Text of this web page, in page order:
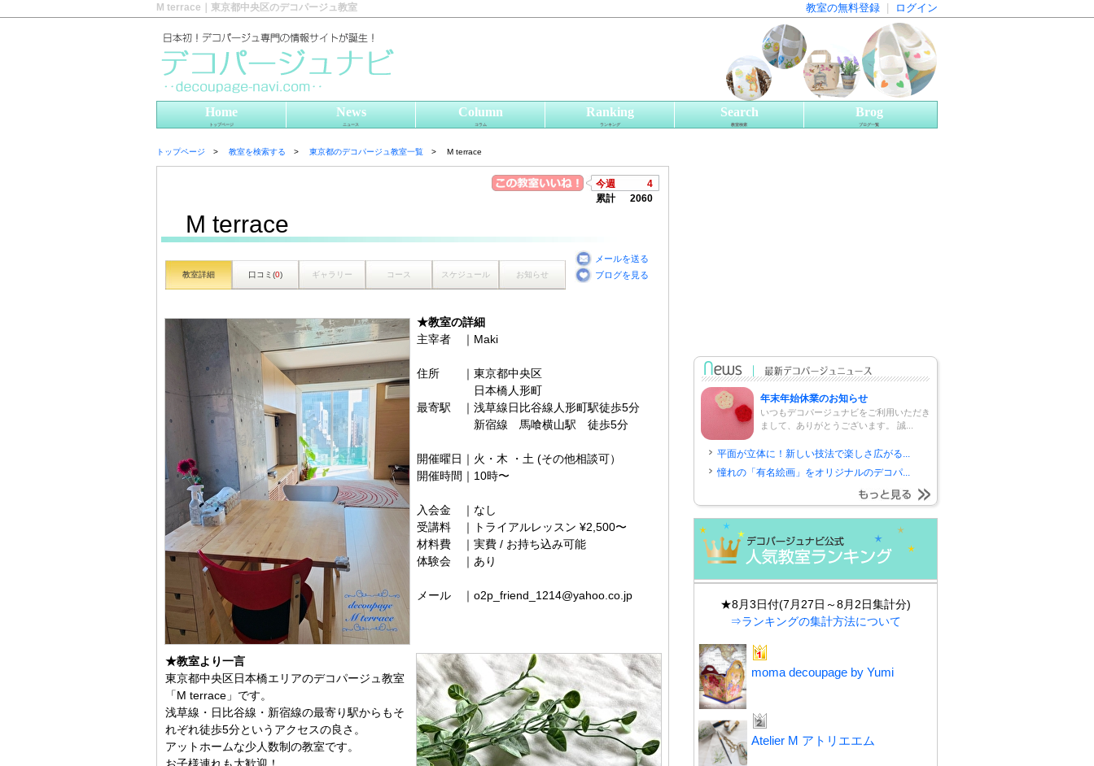
M terrace｜東京都中央区のデコパージュ教室 ログイン
教室の無料登録
Home
トップページ
News
ニュース
Column
コラム
Ranking
ランキング
Search
教室検索
Brog
ブログ一覧
トップページ 教室を検索する 東京都のデコパージュ教室一覧 M terrace
今週
4
累計
2060
M terrace
教室詳細 口コミ(0) ギャラリー コース スケジュール お知らせ
メールを送る
ブログを見る
★教室の詳細
主宰者 ｜Maki
住所 ｜東京都中央区
日本橋人形町
最寄駅 ｜浅草線日比谷線人形町駅徒歩5分
新宿線 馬喰横山駅 徒歩5分
開催曜日｜火・木 ・土 (その他相談可）
開催時間｜10時〜
入会金 ｜なし
受講料 ｜トライアルレッスン ¥2,500〜
材料費 ｜実費 / お持ち込み可能
体験会 ｜あり
メール ｜o2p_friend_1214@yahoo.co.jp
★教室より一言
東京都中央区日本橋エリアのデコパージュ教室
「M terrace」です。
浅草線・日比谷線・新宿線の最寄り駅からもそ
れぞれ徒歩5分というアクセスの良さ。
アットホームな少人数制の教室です。
年末年始休業のお知らせ
いつもデコパージュナビをご利用いただき
まして、ありがとうございます。 誠...
平面が立体に！新しい技法で楽しさ広がる...
憧れの「有名絵画」をオリジナルのデコパ...
★8月3日付(7月27日～8月2日集計分)
⇒ランキングの集計方法について
moma decoupage by Yumi
Atelier M アトリエエム